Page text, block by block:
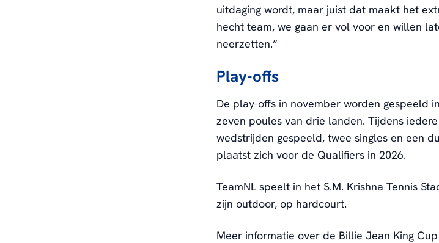
uitdaging wordt, maar juist dat maakt het
hecht team, we gaan er vol voor en willen
neerzetten.”
Play-offs
De play-offs in november worden gespeeld
zeven poules van drie landen. Tijdens
wedstrijden gespeeld, twee singles en een
plaatst zich voor de Qualifiers in 2026.
TeamNL speelt in het S.M. Krishna Tennis
zijn outdoor, op hardcourt.
Meer informatie over de Billie Jean King